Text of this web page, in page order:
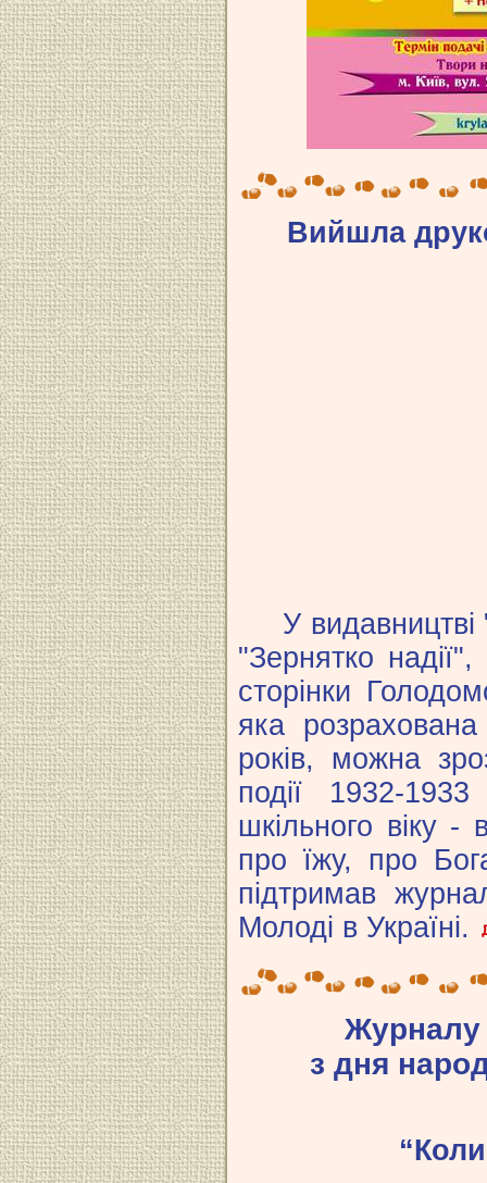
Вийшла
У видавництві
"Зернятко
сторінки
яка
років, можна
події 1932-
шкільного віку -
про їжу, про
підтримав
Молоді в Україні.
Журналу
з дня